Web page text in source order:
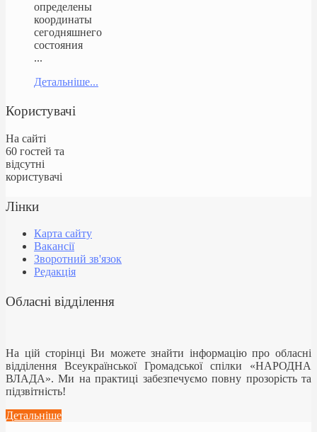
определены
координаты
сегодняшнего
состояния
...
Детальніше...
Користувачі
На сайті
60 гостей та
відсутні
користувачі
Лінки
Карта сайту
Вакансії
Зворотний зв'язок
Редакція
Обласні відділення
На цій сторінці Ви можете знайти інформацію про обласні
відділення Всеукраїнської Громадської спілки «НАРОДНА
ВЛАДА». Ми на практиці забезпечуємо повну прозорість та
підзвітність!
Детальніше